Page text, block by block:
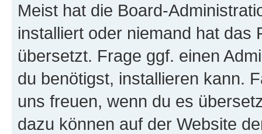
Meist hat die Board-
installiert oder niemand hat das
übersetzt. Frage ggf. einen
du benötigst, installieren kann.
uns freuen, wenn du es
dazu können auf der Website